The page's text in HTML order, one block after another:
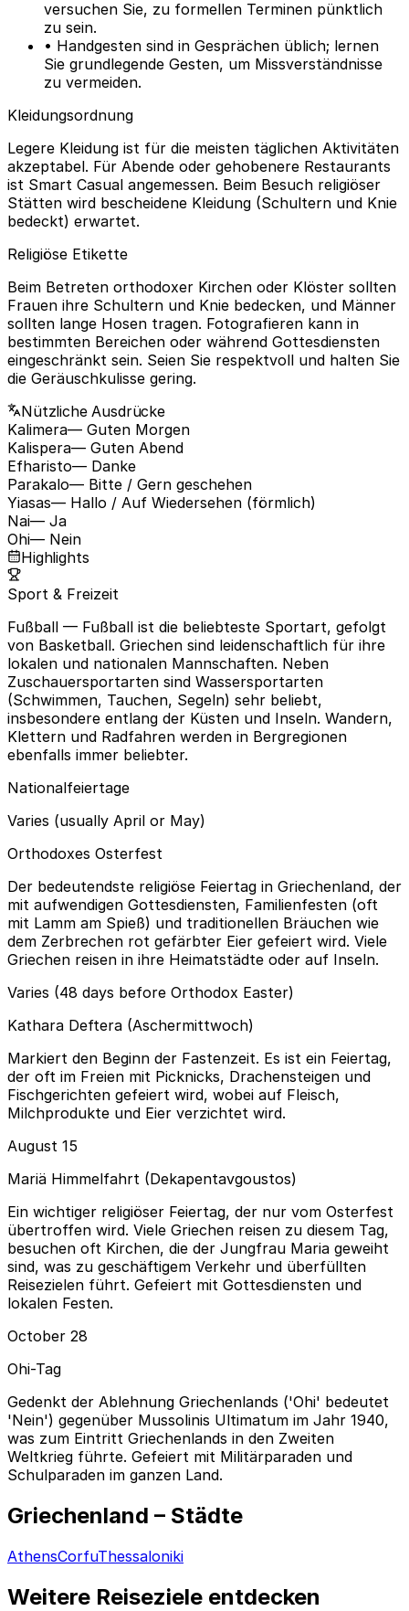
versuchen Sie, zu formellen Terminen pünktlich
zu sein.
• Handgesten sind in Gesprächen üblich; lernen
Sie grundlegende Gesten, um Missverständnisse
zu vermeiden.
Kleidungsordnung
Legere Kleidung ist für die meisten täglichen Aktivitäten
akzeptabel. Für Abende oder gehobenere Restaurants
ist Smart Casual angemessen. Beim Besuch religiöser
Stätten wird bescheidene Kleidung (Schultern und Knie
bedeckt) erwartet.
Religiöse Etikette
Beim Betreten orthodoxer Kirchen oder Klöster sollten
Frauen ihre Schultern und Knie bedecken, und Männer
sollten lange Hosen tragen. Fotografieren kann in
bestimmten Bereichen oder während Gottesdiensten
eingeschränkt sein. Seien Sie respektvoll und halten Sie
die Geräuschkulisse gering.
Nützliche Ausdrücke
Kalimera— Guten Morgen
Kalispera— Guten Abend
Efharisto— Danke
Parakalo— Bitte / Gern geschehen
Yiasas— Hallo / Auf Wiedersehen (förmlich)
Nai— Ja
Ohi— Nein
Highlights
Sport & Freizeit
Fußball — Fußball ist die beliebteste Sportart, gefolgt
von Basketball. Griechen sind leidenschaftlich für ihre
lokalen und nationalen Mannschaften. Neben
Zuschauersportarten sind Wassersportarten
(Schwimmen, Tauchen, Segeln) sehr beliebt,
insbesondere entlang der Küsten und Inseln. Wandern,
Klettern und Radfahren werden in Bergregionen
ebenfalls immer beliebter.
Nationalfeiertage
Varies (usually April or May)
Orthodoxes Osterfest
Der bedeutendste religiöse Feiertag in Griechenland, der
mit aufwendigen Gottesdiensten, Familienfesten (oft
mit Lamm am Spieß) und traditionellen Bräuchen wie
dem Zerbrechen rot gefärbter Eier gefeiert wird. Viele
Griechen reisen in ihre Heimatstädte oder auf Inseln.
Varies (48 days before Orthodox Easter)
Kathara Deftera (Aschermittwoch)
Markiert den Beginn der Fastenzeit. Es ist ein Feiertag,
der oft im Freien mit Picknicks, Drachensteigen und
Fischgerichten gefeiert wird, wobei auf Fleisch,
Milchprodukte und Eier verzichtet wird.
August 15
Mariä Himmelfahrt (Dekapentavgoustos)
Ein wichtiger religiöser Feiertag, der nur vom Osterfest
übertroffen wird. Viele Griechen reisen zu diesem Tag,
besuchen oft Kirchen, die der Jungfrau Maria geweiht
sind, was zu geschäftigem Verkehr und überfüllten
Reisezielen führt. Gefeiert mit Gottesdiensten und
lokalen Festen.
October 28
Ohi-Tag
Gedenkt der Ablehnung Griechenlands ('Ohi' bedeutet
'Nein') gegenüber Mussolinis Ultimatum im Jahr 1940,
was zum Eintritt Griechenlands in den Zweiten
Weltkrieg führte. Gefeiert mit Militärparaden und
Schulparaden im ganzen Land.
Griechenland – Städte
AthensCorfuThessaloniki
Weitere Reiseziele entdecken